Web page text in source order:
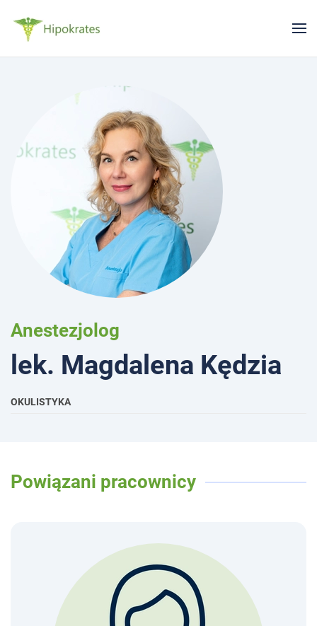
Anestezjolog
lek. Magdalena Kędzia
OKULISTYKA
Powiązani pracownicy